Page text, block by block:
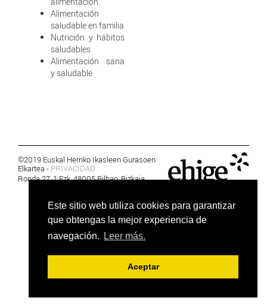
Este sitio web utiliza cookies para garantizar
que obtengas la mejor experiencia de
navegación.
Leer más.
Aceptar
Alimentación
saludable en familia
Nutrición y hábitos
saludables
Alimentación sana
y saludable
©2019 Euskal Herriko Ikasleen Gurasoen
Elkartea - PRIVACIDAD
Ronda 27, 1 Ezk, 48005 Bilbao, Bizkaia